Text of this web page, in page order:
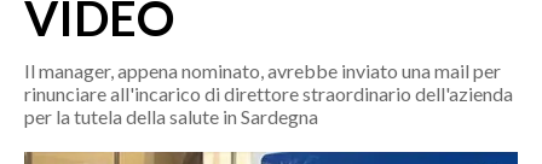
OGLIASTRA
CRONACA
ITALIA
VIDEO
Il manager, appena nominato, avrebbe inviato una mail per
rinunciare all'incarico di direttore straordinario dell'azienda
per la tutela della salute in Sardegna